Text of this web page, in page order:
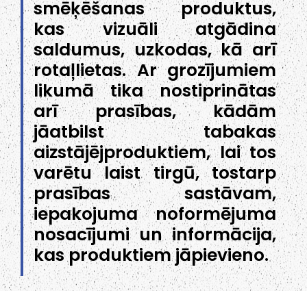
smēķēšanas produktus,
kas vizuāli atgādina
saldumus, uzkodas, kā arī
rotaļlietas. Ar grozījumiem
likumā tika nostiprinātas
arī prasības, kādām
jāatbilst tabakas
aizstājējproduktiem, lai tos
varētu laist tirgū, tostarp
prasības sastāvam,
iepakojuma noformējuma
nosacījumi un informācija,
kas produktiem jāpievieno.